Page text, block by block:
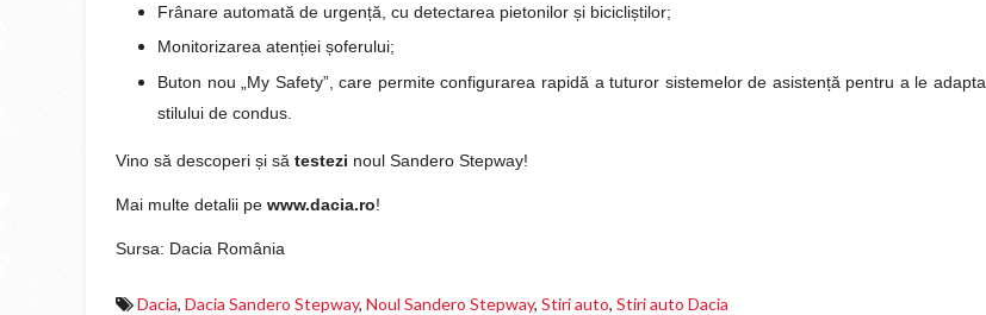
Frânare automată de urgență, cu detectarea pietonilor și bicicliștilor;
Monitorizarea atenției șoferului;
Buton nou „My Safety”, care permite configurarea rapidă a tuturor sistemelor de asistență pentru a le adapta
stilului de condus.
Vino să descoperi și să testezi noul Sandero Stepway!
Mai multe detalii pe www.dacia.ro!
Sursa: Dacia România
Dacia, Dacia Sandero Stepway, Noul Sandero Stepway, Stiri auto, Stiri auto Dacia